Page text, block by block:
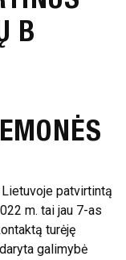
B
patvirtintą
m. tai jau 7-as
turėję
galimybė